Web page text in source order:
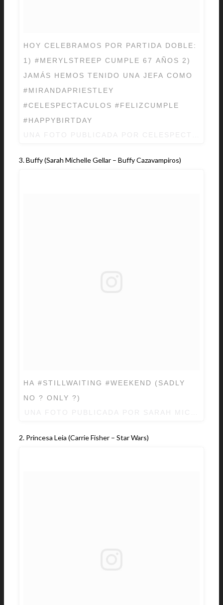
HOY CELEBRAMOS POR PARTIDA DOBLE:
1) #MERYLSTREEP CUMPLE 67 AÑOS 2)
JAMÁS HEMOS TENIDO UNA JEFA COMO
#MIRANDAPRIESTLEY
#CELESPECTACULOS #FELIZCUMPLE
#HAPPYBIRTDAY
3. Buffy (Sarah Michelle Gellar – Buffy Cazavampiros)
HA #STILLWAITING #WEEKEND (SADLY
NO ? ONLY ?)
2. Princesa Leia (Carrie Fisher – Star Wars)